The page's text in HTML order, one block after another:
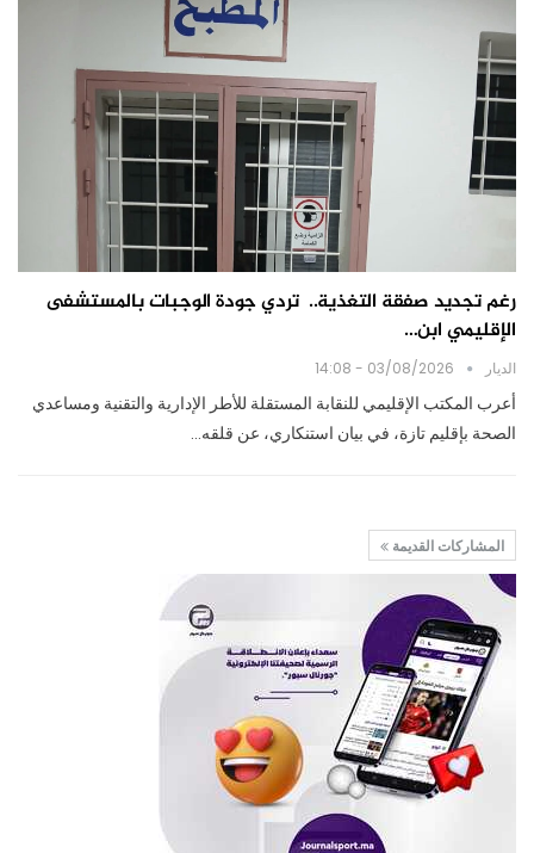
رغم تجديد صفقة التغذية.. تردي جودة الوجبات بالمستشفى
الإقليمي ابن…
الديار 03/08/2026 - 14:08
أعرب المكتب الإقليمي للنقابة المستقلة للأطر الإدارية والتقنية ومساعدي
الصحة بإقليم تازة، في بيان استنكاري، عن قلقه…
المشاركات القديمة